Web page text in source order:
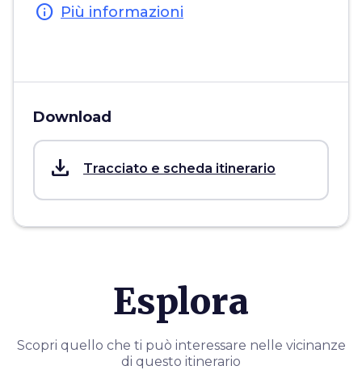
info Più informazioni
Download
save_alt Tracciato e scheda itinerario
Esplora
Scopri quello che ti può interessare nelle vicinanze
di questo itinerario